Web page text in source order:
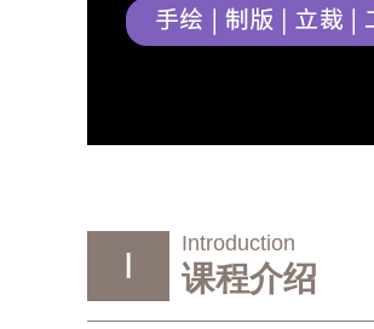
I
Introduction
课程介绍